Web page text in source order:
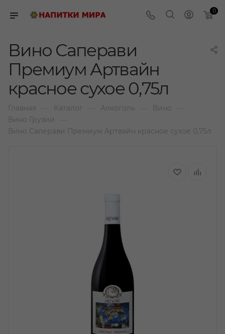
0
Вино Саперави
Премиум Артвайн
красное сухое 0,75л
Главная Каталог Алкоголь Вино
Вино Грузии
Вино Саперави Премиум Артвайн красное сухое 0,75л